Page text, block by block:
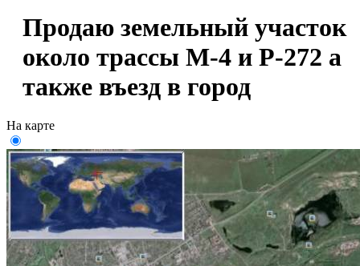
Продаю земельный участок
около трассы М-4 и Р-272 а
также въезд в город
На карте